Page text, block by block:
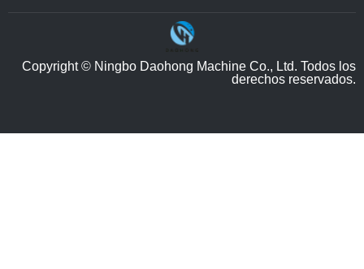
Copyright © Ningbo Daohong Machine Co., Ltd. Todos los
derechos reservados.